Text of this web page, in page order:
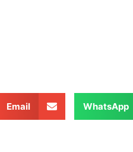
WhatsApp
Email